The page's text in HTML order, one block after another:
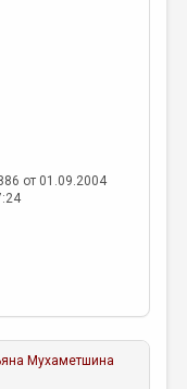
от 01.09.2004
Мухаметшина